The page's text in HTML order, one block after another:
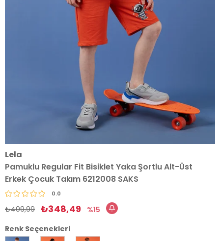
Lela
Pamuklu Regular Fit Bisiklet Yaka Şortlu Alt-Üst
Erkek Çocuk Takım 6212008 SAKS
0.0
₺409,99 ₺348,49
15
Renk Seçenekleri